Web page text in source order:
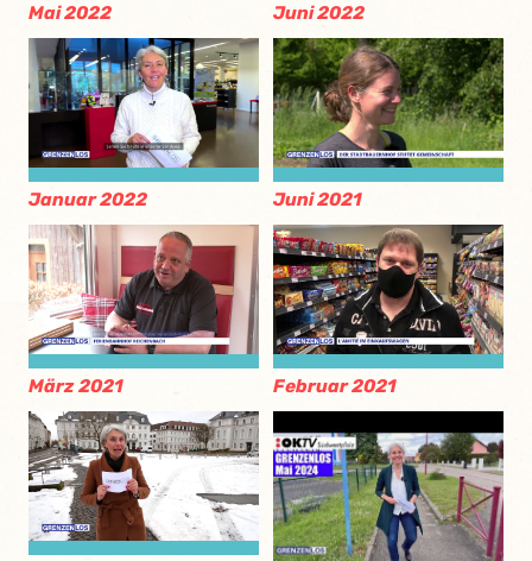
Mai 2022 Juni 2022
Januar 2022 Juni 2021
März 2021 Februar 2021